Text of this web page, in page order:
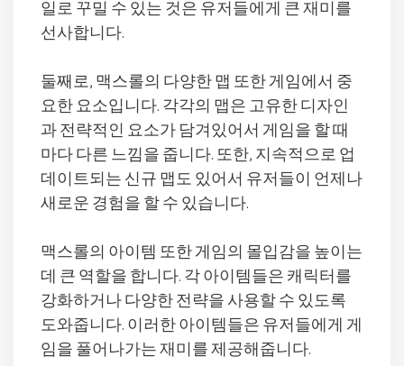
일로 꾸밀 수 있는 것은 유저들에게 큰 재미를
선사합니다.
둘째로, 맥스롤의 다양한 맵 또한 게임에서 중
요한 요소입니다. 각각의 맵은 고유한 디자인
과 전략적인 요소가 담겨있어서 게임을 할 때
마다 다른 느낌을 줍니다. 또한, 지속적으로 업
데이트되는 신규 맵도 있어서 유저들이 언제나
새로운 경험을 할 수 있습니다.
맥스롤의 아이템 또한 게임의 몰입감을 높이는
데 큰 역할을 합니다. 각 아이템들은 캐릭터를
강화하거나 다양한 전략을 사용할 수 있도록
도와줍니다. 이러한 아이템들은 유저들에게 게
임을 풀어나가는 재미를 제공해줍니다.